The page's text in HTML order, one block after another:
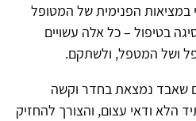
במציאות הפנימית של המטופל
בטיפול – כל אלה עשויים
ושל המטפל, ולשתקם.
שאבד נמצאת בחדר וקשה
ודאי עצום, והצורך להחזיק